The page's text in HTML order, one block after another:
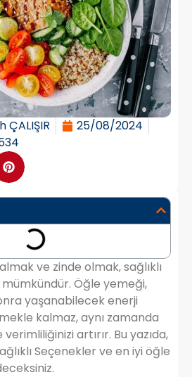
ÇALIŞIR
25/08/2024
ve zinde olmak, sağlıklı
Öğle yemeği,
yaşanabilecek enerji
kalmaz, aynı zamanda
verimliliğinizi artırır. Bu yazıda,
Seçenekler ve en iyi öğle